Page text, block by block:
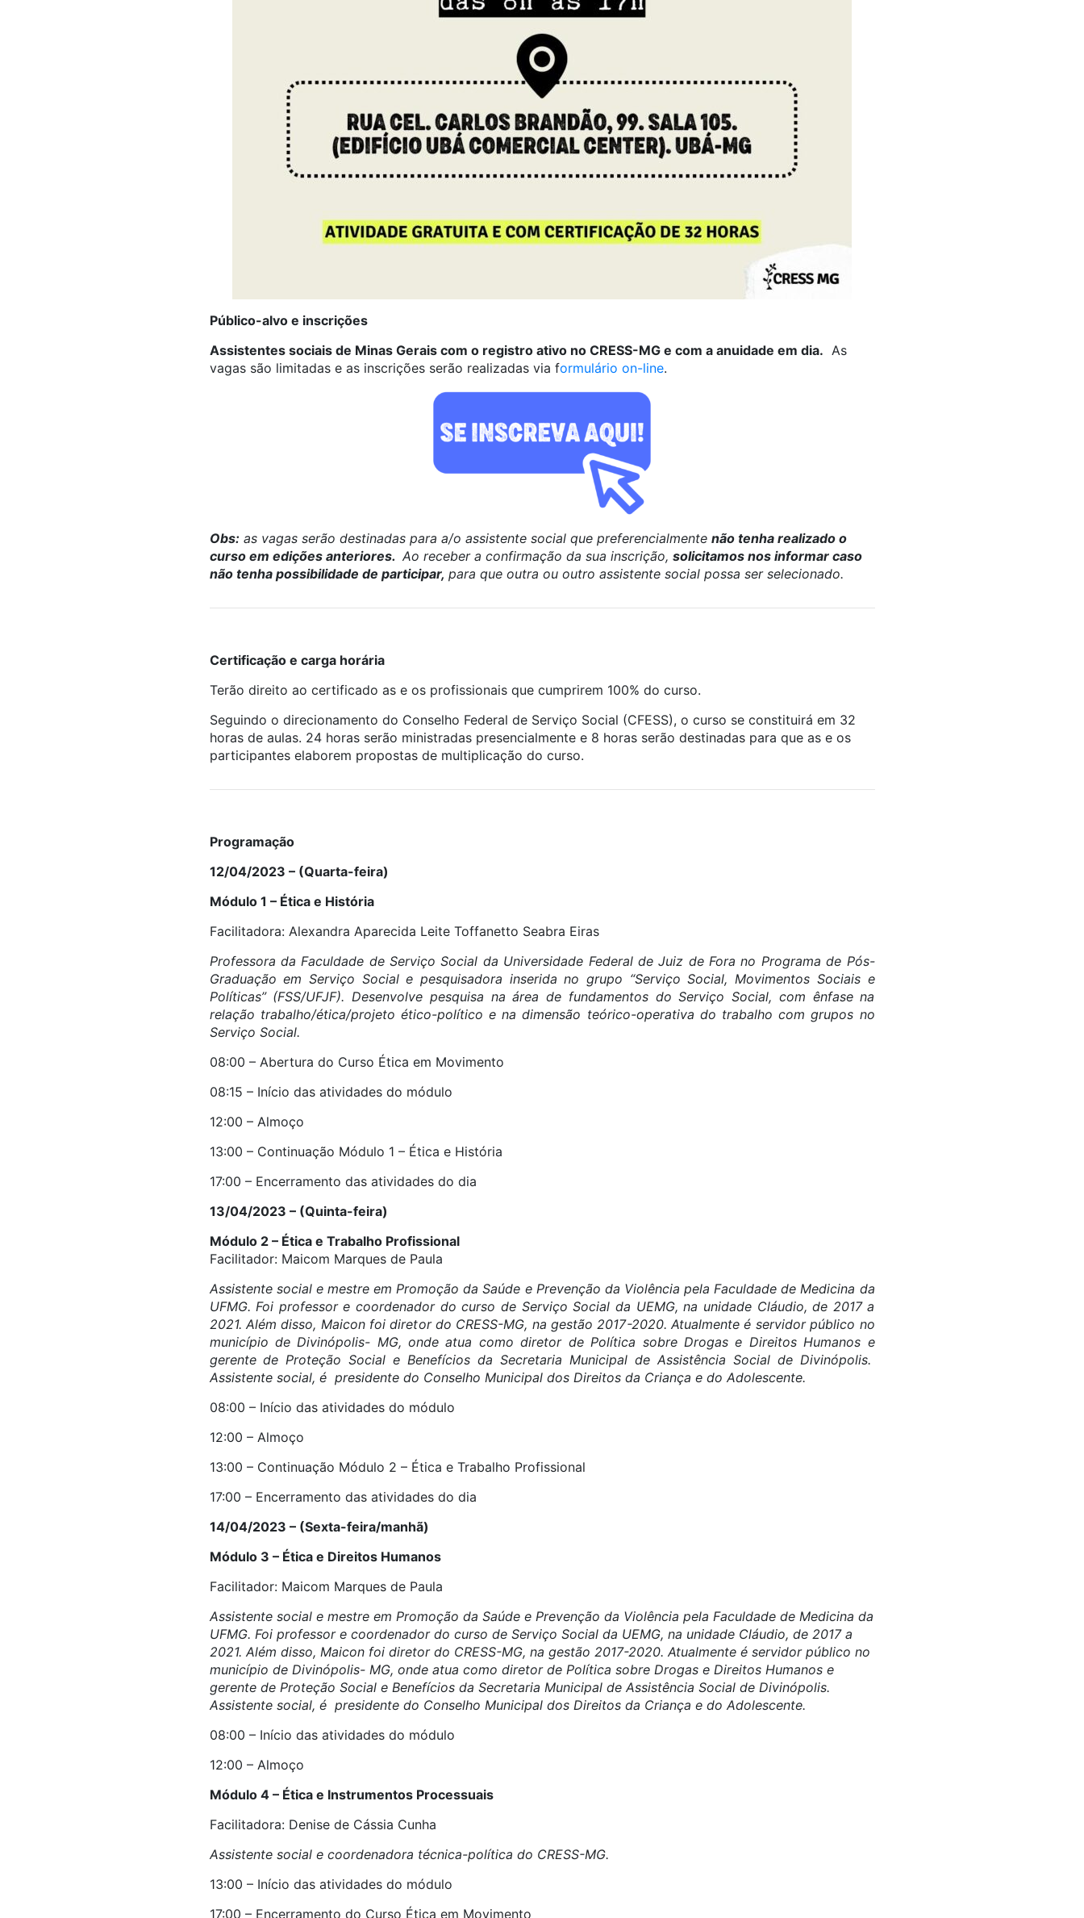
Público-alvo e inscrições
Assistentes sociais de Minas Gerais com o registro ativo no CRESS-MG e com a anuidade em dia. As
vagas são limitadas e as inscrições serão realizadas via formulário on-line.
Obs:as vagas serão destinadas para a/o assistente social que preferencialmente não tenha realizado o
curso em edições anteriores. Ao receber a confirmação da sua inscrição, solicitamos nos informar caso
não tenha possibilidade de participar, para que outra ou outro assistente social possa ser selecionado.
Certificação e carga horária
Terão direito ao certificado as e os profissionais que cumprirem 100% do curso.
Seguindo o direcionamento do Conselho Federal de Serviço Social (CFESS), o curso se constituirá em 32
horas de aulas. 24 horas serão ministradas presencialmente e 8 horas serão destinadas para que as e os
participantes elaborem propostas de multiplicação do curso.
Programação
12/04/2023 – (Quarta-feira)
Módulo 1 – Ética e História
Facilitadora: Alexandra Aparecida Leite Toffanetto Seabra Eiras
Professora da Faculdade de Serviço Social da Universidade Federal de Juiz de Fora no Programa de Pós-
Graduação em Serviço Social e pesquisadora inserida no grupo “Serviço Social, Movimentos Sociais e
Políticas” (FSS/UFJF). Desenvolve pesquisa na área de fundamentos do Serviço Social, com ênfase na
relação trabalho/ética/projeto ético-político e na dimensão teórico-operativa do trabalho com grupos no
Serviço Social.
08:00 – Abertura do Curso Ética em Movimento
08:15 – Início das atividades do módulo
12:00 – Almoço
13:00 – Continuação Módulo 1 – Ética e História
17:00 – Encerramento das atividades do dia
13/04/2023 – (Quinta-feira)
Módulo 2 – Ética e Trabalho Profissional
Facilitador: Maicom Marques de Paula
Assistente social e mestre em Promoção da Saúde e Prevenção da Violência pela Faculdade de Medicina da
UFMG. Foi professor e coordenador do curso de Serviço Social da UEMG, na unidade Cláudio, de 2017 a
2021. Além disso, Maicon foi diretor do CRESS-MG, na gestão 2017-2020. Atualmente é servidor público no
município de Divinópolis- MG, onde atua como diretor de Política sobre Drogas e Direitos Humanos e
gerente de Proteção Social e Benefícios da Secretaria Municipal de Assistência Social de Divinópolis.
Assistente social, é presidente do Conselho Municipal dos Direitos da Criança e do Adolescente.
08:00 – Início das atividades do módulo
12:00 – Almoço
13:00 – Continuação Módulo 2 – Ética e Trabalho Profissional
17:00 – Encerramento das atividades do dia
14/04/2023 – (Sexta-feira/manhã)
Módulo 3 – Ética e Direitos Humanos
Facilitador: Maicom Marques de Paula
Assistente social e mestre em Promoção da Saúde e Prevenção da Violência pela Faculdade de Medicina da
UFMG. Foi professor e coordenador do curso de Serviço Social da UEMG, na unidade Cláudio, de 2017 a
2021. Além disso, Maicon foi diretor do CRESS-MG, na gestão 2017-2020. Atualmente é servidor público no
município de Divinópolis- MG, onde atua como diretor de Política sobre Drogas e Direitos Humanos e
gerente de Proteção Social e Benefícios da Secretaria Municipal de Assistência Social de Divinópolis.
Assistente social, é presidente do Conselho Municipal dos Direitos da Criança e do Adolescente.
08:00 – Início das atividades do módulo
12:00 – Almoço
Módulo 4 – Ética e Instrumentos Processuais
Facilitadora: Denise de Cássia Cunha
Assistente social e coordenadora técnica-política do CRESS-MG.
13:00 – Início das atividades do módulo
17:00 – Encerramento do Curso Ética em Movimento